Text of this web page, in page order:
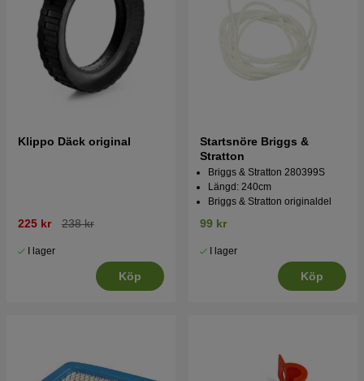
Klippo Däck original
225 kr 238 kr
I lager
Köp
Startsnöre Briggs &
Stratton
Briggs & Stratton 280399S
Längd: 240cm
Briggs & Stratton originaldel
99 kr
I lager
Köp